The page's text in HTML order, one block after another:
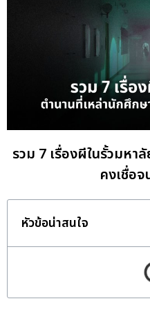
รวม 7 เรื่องผีในรั้วมหา
คงเชื่อ
หัวข้อน่าสนใจ